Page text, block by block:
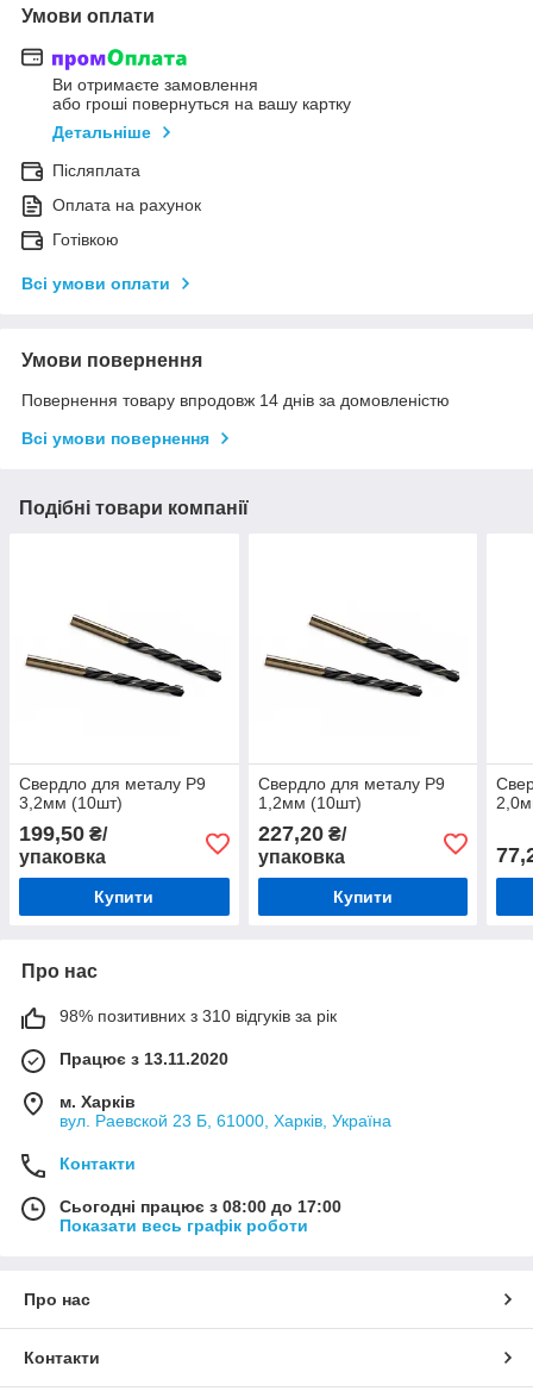
Умови оплати
Ви отримаєте замовлення
або гроші повернуться на вашу картку
Детальніше
Післяплата
Оплата на рахунок
Готівкою
Всі умови оплати
Умови повернення
Повернення товару впродовж 14 днів за домовленістю
Всі умови повернення
Подібні товари компанії
Свердло для металу Р9
3,2мм (10шт)
199,50 ₴/
упаковка
Купити
Свердло для металу Р9
1,2мм (10шт)
227,20₴/
упаковка
Купити
Про нас
98% позитивних з 310 відгуків за рік
Працює з 13.11.2020
м. Харків
вул. Раевской 23 Б, 61000, Харків, Україна
Контакти
Сьогодні працює з 08:00 до 17:00
Показати весь графік роботи
Про нас
Контакти